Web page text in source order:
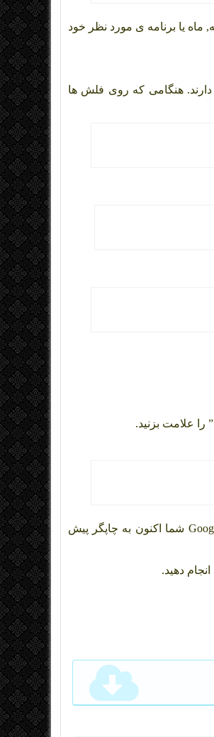
یا برنامه ی مورد نظر خود
دارند. هنگامی که روی فلش ها
کلیک کنید. این دکمه در پایین ستون سمت چپ قرار دارد. اطلاعات تقویم Google شما اکنون به چاپگر پیش
دهید.